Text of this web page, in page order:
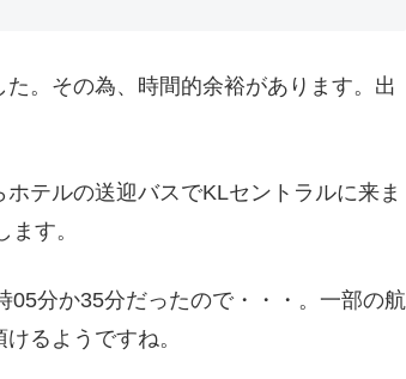
。その為、時間的余裕があります。出
テルの送迎バスでKLセントラルに来ま
す。
分か35分だったので・・・。一部の航
るようですね。